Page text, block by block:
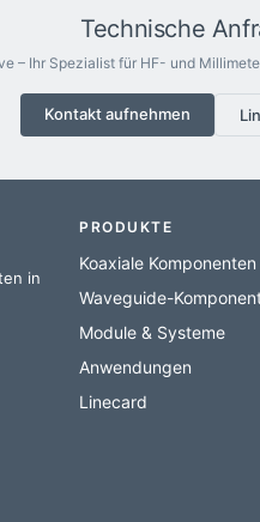
Technische
– Ihr Spezialist für HF- und
Kontakt aufnehmen
in
PRODUKTE
Koaxiale Komponenten
Waveguide-
Module & Systeme
Anwendungen
Linecard